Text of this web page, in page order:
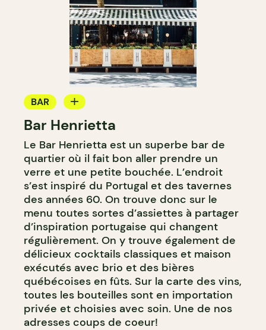
BAR
BAR À VIN
BAR À COCKTAIL
Bar Henrietta
Le Bar Henrietta est un superbe bar de
quartier où il fait bon aller prendre un
verre et une petite bouchée. L’endroit
s’est inspiré du Portugal et des tavernes
des années 60. On trouve donc sur le
menu toutes sortes d’assiettes à partager
d’inspiration portugaise qui changent
régulièrement. On y trouve également de
délicieux cocktails classiques et maison
exécutés avec brio et des bières
québécoises en fûts. Sur la carte des vins,
toutes les bouteilles sont en importation
privée et choisies avec soin. Une de nos
adresses coups de coeur!